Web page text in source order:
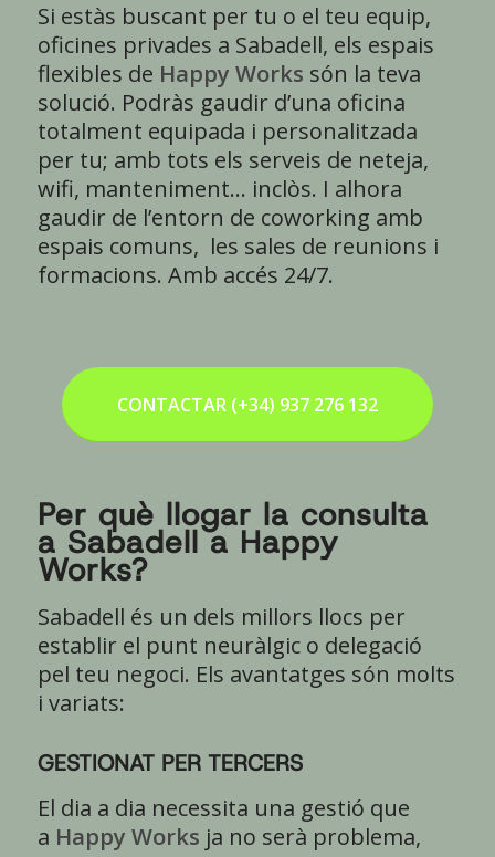
Si estàs buscant per tu o el teu equip,
oficines privades a Sabadell, els espais
flexibles de Happy Works són la teva
solució. Podràs gaudir d’una oficina
totalment equipada i personalitzada
per tu; amb tots els serveis de neteja,
wifi, manteniment… inclòs. I alhora
gaudir de l’entorn de coworking amb
espais comuns, les sales de reunions i
formacions. Amb accés 24/7.
CONTACTAR (+34) 937 276 132
Per què llogar la consulta
a Sabadell a Happy
Works?
Sabadell és un dels millors llocs per
establir el punt neuràlgic o delegació
pel teu negoci. Els avantatges són molts
i variats:
GESTIONAT PER TERCERS
El dia a dia necessita una gestió que
a Happy Works ja no serà problema,